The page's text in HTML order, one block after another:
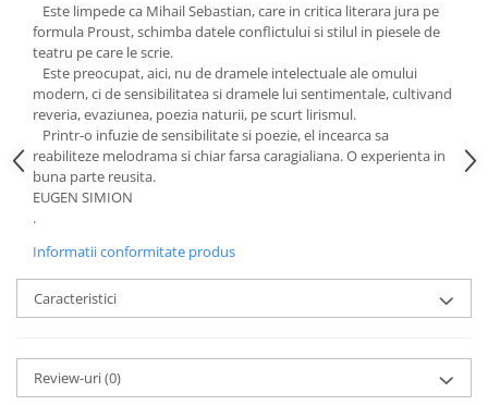
Este limpede ca Mihail Sebastian, care in critica literara jura pe
formula Proust, schimba datele conflictului si stilul in piesele de
teatru pe care le scrie.
Este preocupat, aici, nu de dramele intelectuale ale omului
modern, ci de sensibilitatea si dramele lui sentimentale, cultivand
reveria, evaziunea, poezia naturii, pe scurt lirismul.
Printr-o infuzie de sensibilitate si poezie, el incearca sa
reabiliteze melodrama si chiar farsa caragialiana. O experienta in
buna parte reusita.
EUGEN SIMION
.
Informatii conformitate produs
Caracteristici
Review-uri(0)